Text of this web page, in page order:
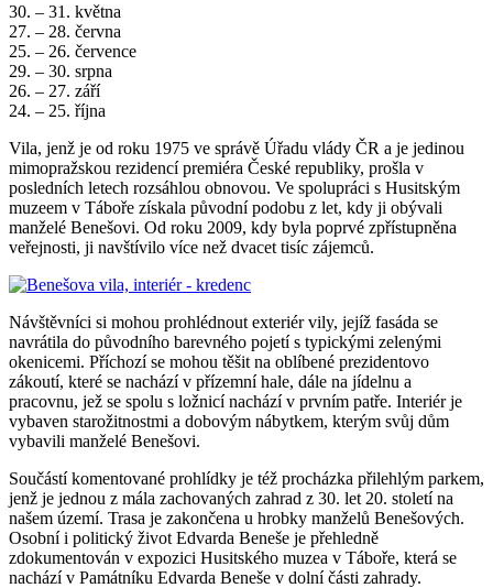
30. – 31. května
27. – 28. června
25. – 26. července
29. – 30. srpna
26. – 27. září
24. – 25. října
Vila, jenž je od roku 1975 ve správě Úřadu vlády ČR a je jedinou
mimopražskou rezidencí premiéra České republiky, prošla v
posledních letech rozsáhlou obnovou. Ve spolupráci s Husitským
muzeem v Táboře získala původní podobu z let, kdy ji obývali
manželé Benešovi. Od roku 2009, kdy byla poprvé zpřístupněna
veřejnosti, ji navštívilo více než dvacet tisíc zájemců.
Návštěvníci si mohou prohlédnout exteriér vily, jejíž fasáda se
navrátila do původního barevného pojetí s typickými zelenými
okenicemi. Příchozí se mohou těšit na oblíbené prezidentovo
zákoutí, které se nachází v přízemní hale, dále na jídelnu a
pracovnu, jež se spolu s ložnicí nachází v prvním patře. Interiér je
vybaven starožitnostmi a dobovým nábytkem, kterým svůj dům
vybavili manželé Benešovi.
Součástí komentované prohlídky je též procházka přilehlým parkem,
jenž je jednou z mála zachovaných zahrad z 30. let 20. století na
našem území. Trasa je zakončena u hrobky manželů Benešových.
Osobní i politický život Edvarda Beneše je přehledně
zdokumentován v expozici Husitského muzea v Táboře, která se
nachází v Památníku Edvarda Beneše v dolní části zahrady.